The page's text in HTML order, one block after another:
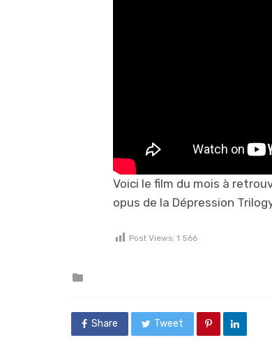
Voici le film du mois à
opus de la Dépression
Post Views: 1 566
Share Tweet